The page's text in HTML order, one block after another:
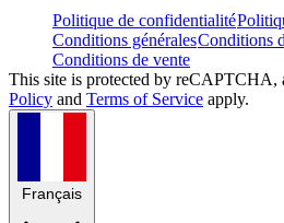
Politique de confidentialité
Conditions généralesConditions
Conditions de vente
This site is protected by reCAPTCHA,
Policy and Terms of Service apply.
Français